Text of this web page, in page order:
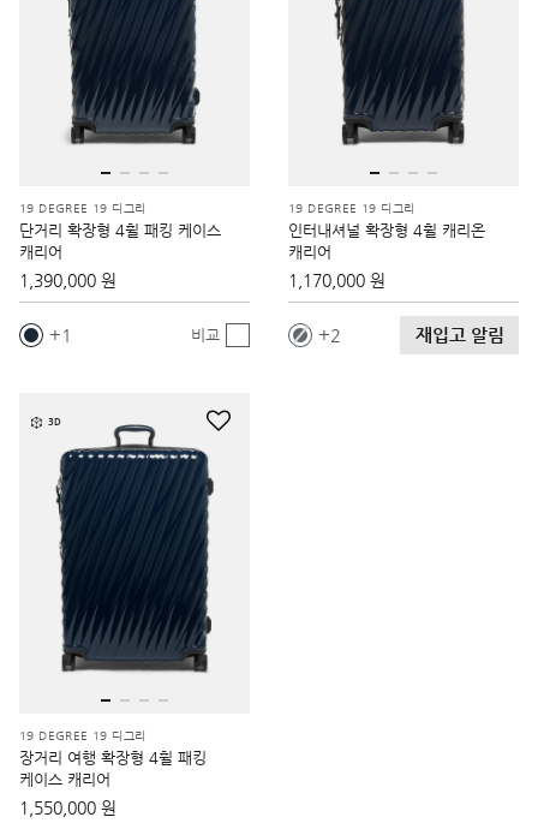
19 DEGREE 19 디그리
단거리 확장형 4휠 패킹 케이스
캐리어
1,390,000 원
1 비교
19 DEGREE 19 디그리
인터내셔널 확장형 4휠 캐리온
캐리어
1,170,000 원
2 재입고 알림
3D
19 DEGREE 19 디그리
장거리 여행 확장형 4휠 패킹
케이스 캐리어
1,550,000 원